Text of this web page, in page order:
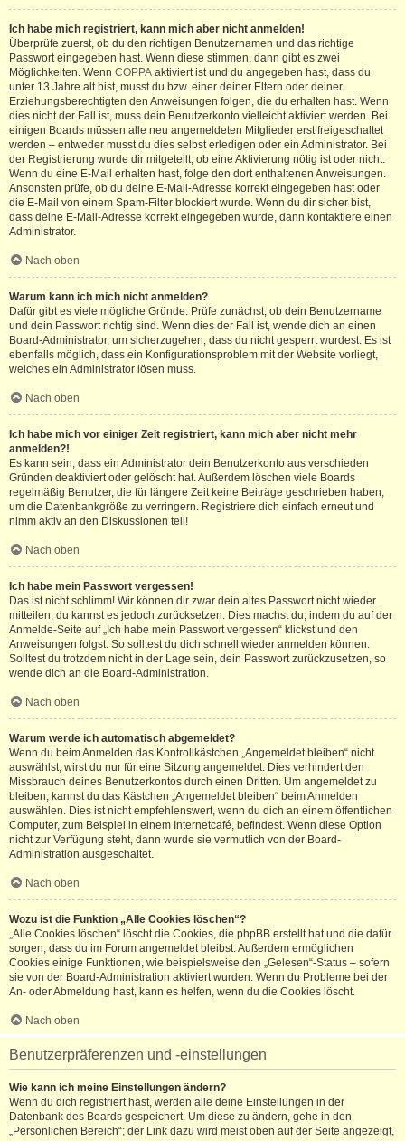
Ich habe mich registriert, kann mich aber nicht anmelden!
Überprüfe zuerst, ob du den richtigen Benutzernamen und das richtige
Passwort eingegeben hast. Wenn diese stimmen, dann gibt es zwei
Möglichkeiten. Wenn COPPA aktiviert ist und du angegeben hast, dass du
unter 13 Jahre alt bist, musst du bzw. einer deiner Eltern oder deiner
Erziehungsberechtigten den Anweisungen folgen, die du erhalten hast. Wenn
dies nicht der Fall ist, muss dein Benutzerkonto vielleicht aktiviert werden. Bei
einigen Boards müssen alle neu angemeldeten Mitglieder erst freigeschaltet
werden – entweder musst du dies selbst erledigen oder ein Administrator. Bei
der Registrierung wurde dir mitgeteilt, ob eine Aktivierung nötig ist oder nicht.
Wenn du eine E-Mail erhalten hast, folge den dort enthaltenen Anweisungen.
Ansonsten prüfe, ob du deine E-Mail-Adresse korrekt eingegeben hast oder
die E-Mail von einem Spam-Filter blockiert wurde. Wenn du dir sicher bist,
dass deine E-Mail-Adresse korrekt eingegeben wurde, dann kontaktiere einen
Administrator.
Nach oben
Warum kann ich mich nicht anmelden?
Dafür gibt es viele mögliche Gründe. Prüfe zunächst, ob dein Benutzername
und dein Passwort richtig sind. Wenn dies der Fall ist, wende dich an einen
Board-Administrator, um sicherzugehen, dass du nicht gesperrt wurdest. Es ist
ebenfalls möglich, dass ein Konfigurationsproblem mit der Website vorliegt,
welches ein Administrator lösen muss.
Nach oben
Ich habe mich vor einiger Zeit registriert, kann mich aber nicht mehr
anmelden?!
Es kann sein, dass ein Administrator dein Benutzerkonto aus verschieden
Gründen deaktiviert oder gelöscht hat. Außerdem löschen viele Boards
regelmäßig Benutzer, die für längere Zeit keine Beiträge geschrieben haben,
um die Datenbankgröße zu verringern. Registriere dich einfach erneut und
nimm aktiv an den Diskussionen teil!
Nach oben
Ich habe mein Passwort vergessen!
Das ist nicht schlimm! Wir können dir zwar dein altes Passwort nicht wieder
mitteilen, du kannst es jedoch zurücksetzen. Dies machst du, indem du auf der
Anmelde-Seite auf „Ich habe mein Passwort vergessen“ klickst und den
Anweisungen folgst. So solltest du dich schnell wieder anmelden können.
Solltest du trotzdem nicht in der Lage sein, dein Passwort zurückzusetzen, so
wende dich an die Board-Administration.
Nach oben
Warum werde ich automatisch abgemeldet?
Wenn du beim Anmelden das Kontrollkästchen „Angemeldet bleiben“ nicht
auswählst, wirst du nur für eine Sitzung angemeldet. Dies verhindert den
Missbrauch deines Benutzerkontos durch einen Dritten. Um angemeldet zu
bleiben, kannst du das Kästchen „Angemeldet bleiben“ beim Anmelden
auswählen. Dies ist nicht empfehlenswert, wenn du dich an einem öffentlichen
Computer, zum Beispiel in einem Internetcafé, befindest. Wenn diese Option
nicht zur Verfügung steht, dann wurde sie vermutlich von der Board-
Administration ausgeschaltet.
Nach oben
Wozu ist die Funktion „Alle Cookies löschen“?
„Alle Cookies löschen“ löscht die Cookies, die phpBB erstellt hat und die dafür
sorgen, dass du im Forum angemeldet bleibst. Außerdem ermöglichen
Cookies einige Funktionen, wie beispielsweise den „Gelesen“-Status – sofern
sie von der Board-Administration aktiviert wurden. Wenn du Probleme bei der
An- oder Abmeldung hast, kann es helfen, wenn du die Cookies löscht.
Nach oben
Benutzerpräferenzen und -einstellungen
Wie kann ich meine Einstellungen ändern?
Wenn du dich registriert hast, werden alle deine Einstellungen in der
Datenbank des Boards gespeichert. Um diese zu ändern, gehe in den
„Persönlichen Bereich“; der Link dazu wird meist oben auf der Seite angezeigt,